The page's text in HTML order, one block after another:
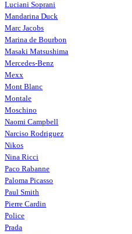
Luciani Soprani
Mandarina Duck
Marc Jacobs
Marina de Bourbon
Masaki Matsushima
Mercedes-Benz
Mexx
Mont Blanc
Montale
Moschino
Naomi Campbell
Narciso Rodriguez
Nikos
Nina Ricci
Paco Rabanne
Paloma Picasso
Paul Smith
Pierre Cardin
Police
Prada